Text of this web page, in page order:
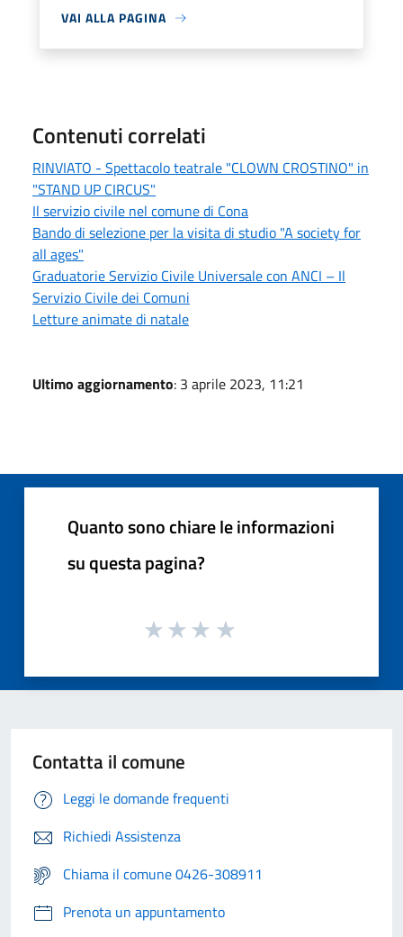
VAI ALLA PAGINA
Contenuti correlati
RINVIATO - Spettacolo teatrale "CLOWN CROSTINO" in
"STAND UP CIRCUS"
Il servizio civile nel comune di Cona
Bando di selezione per la visita di studio "A society for
all ages"
Graduatorie Servizio Civile Universale con ANCI – Il
Servizio Civile dei Comuni
Letture animate di natale
Ultimo aggiornamento: 3 aprile 2023, 11:21
Quanto sono chiare le informazioni
su questa pagina?
Contatta il comune
Leggi le domande frequenti
Richiedi Assistenza
Chiama il comune 0426-308911
Prenota un appuntamento